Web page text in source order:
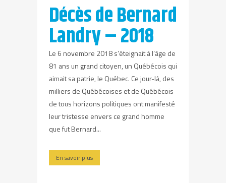
Décès de Bernard
Landry – 2018
Le 6 novembre 2018 s’éteignait à l’âge de
81 ans un grand citoyen, un Québécois qui
aimait sa patrie, le Québec. Ce jour-là, des
milliers de Québécoises et de Québécois
de tous horizons politiques ont manifesté
leur tristesse envers ce grand homme
que fut Bernard...
En savoir plus